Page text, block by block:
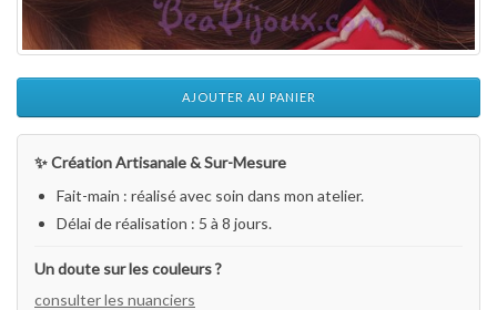
AJOUTER AU PANIER
✨ Création Artisanale & Sur-Mesure
Fait-main : réalisé avec soin dans mon atelier.
Délai de réalisation : 5 à 8 jours.
Un doute sur les couleurs ?
consulter les nuanciers